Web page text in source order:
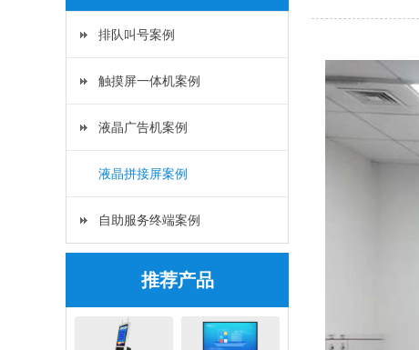
排队叫号案例
触摸屏一体机案例
液晶广告机案例
液晶拼接屏案例
自助服务终端案例
推荐产品